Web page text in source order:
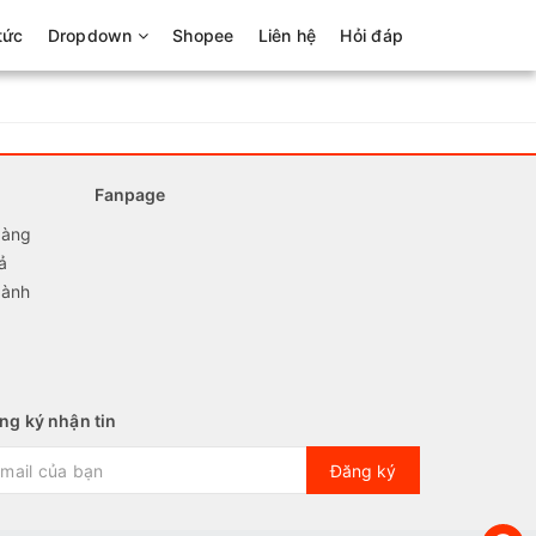
Dropdown Shopee Liên hệ Hỏi đáp
Fanpage
ký nhận tin
Đăng ký